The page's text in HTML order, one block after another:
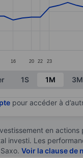
Y axis displaying
16 20 22 23
chart.
1S 1M 3M
pour accéder à
en
investi. Les
Voir la clause de